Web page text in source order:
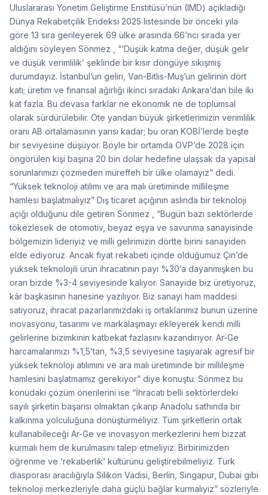
Uluslararası Yönetim Geliştirme Enstitüsü’nün (IMD) açıkladığı
Dünya Rekabetçilik Endeksi 2025 listesinde bir önceki yıla
göre 13 sıra gerileyerek 69 ülke arasında 66’ncı sırada yer
aldığını söyleyen Sönmez , “‘Düşük katma değer, düşük gelir
ve düşük verimlilik’ şeklinde bir kısır döngüye sıkışmış
durumdayız. İstanbul’un geliri, Van-Bitlis-Muş’un gelirinin dört
katı; üretim ve finansal ağırlığı ikinci sıradaki Ankara’dan bile iki
kat fazla. Bu devasa farklar ne ekonomik ne de toplumsal
olarak sürdürülebilir. Öte yandan büyük şirketlerimizin verimlilik
oranı AB ortalamasının yarısı kadar; bu oran KOBİ’lerde beşte
bir seviyesine düşüyor. Böyle bir ortamda OVP’de 2028 için
öngörülen kişi başına 20 bin dolar hedefine ulaşsak da yapısal
sorunlarımızı çözmeden müreffeh bir ülke olamayız” dedi.
“Yüksek teknoloji atılımı ve ara malı üretiminde millileşme
hamlesi başlatmalıyız” Dış ticaret açığının aslında bir teknoloji
açığı olduğunu dile getiren Sönmez , “Bugün bazı sektörlerde
tökezlesek de otomotiv, beyaz eşya ve savunma sanayisinde
bölgemizin lideriyiz ve milli gelirimizin dörtte birini sanayiden
elde ediyoruz. Ancak fiyat rekabeti içinde olduğumuz Çin’de
yüksek teknolojili ürün ihracatının payı %30’a dayanmışken bu
oran bizde %3-4 seviyesinde kalıyor. Sanayide biz üretiyoruz,
kâr başkasının hanesine yazılıyor. Biz sanayi ham maddesi
satıyoruz, ihracat pazarlarımızdaki iş ortaklarımız bunun üzerine
inovasyonu, tasarımı ve markalaşmayı ekleyerek kendi milli
gelirlerine bizimkinin katbekat fazlasını kazandırıyor. Ar-Ge
harcamalarımızı %1,5’tan, %3,5 seviyesine taşıyarak agresif bir
yüksek teknoloji atılımını ve ara malı üretiminde bir millileşme
hamlesini başlatmamız gerekiyor” diye konuştu. Sönmez bu
konudaki çözüm önerilerini ise “İhracatı belli sektörlerdeki
sayılı şirketin başarısı olmaktan çıkarıp Anadolu sathında bir
kalkınma yolculuğuna dönüştürmeliyiz. Tüm şirketlerin ortak
kullanabileceği Ar-Ge ve inovasyon merkezlerini hem bizzat
kurmalı hem de kurulmasını talep etmeliyiz. Birbirimizden
öğrenme ve ‘rekaberlik’ kültürünü geliştirebilmeliyiz. Türk
diasporası aracılığıyla Silikon Vadisi, Berlin, Singapur, Dubai gibi
teknoloji merkezleriyle daha güçlü bağlar kurmalıyız” sözleriyle